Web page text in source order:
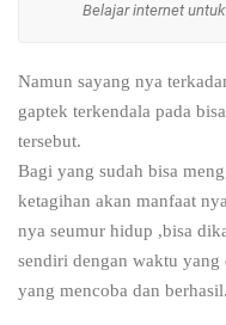
Belajar internet
Namun sayang nya
gaptek terkendala pada
tersebut.
Bagi yang sudah bisa
ketagihan akan manfaat
nya seumur hidup ,bisa
sendiri dengan waktu
yang mencoba dan berhasil.